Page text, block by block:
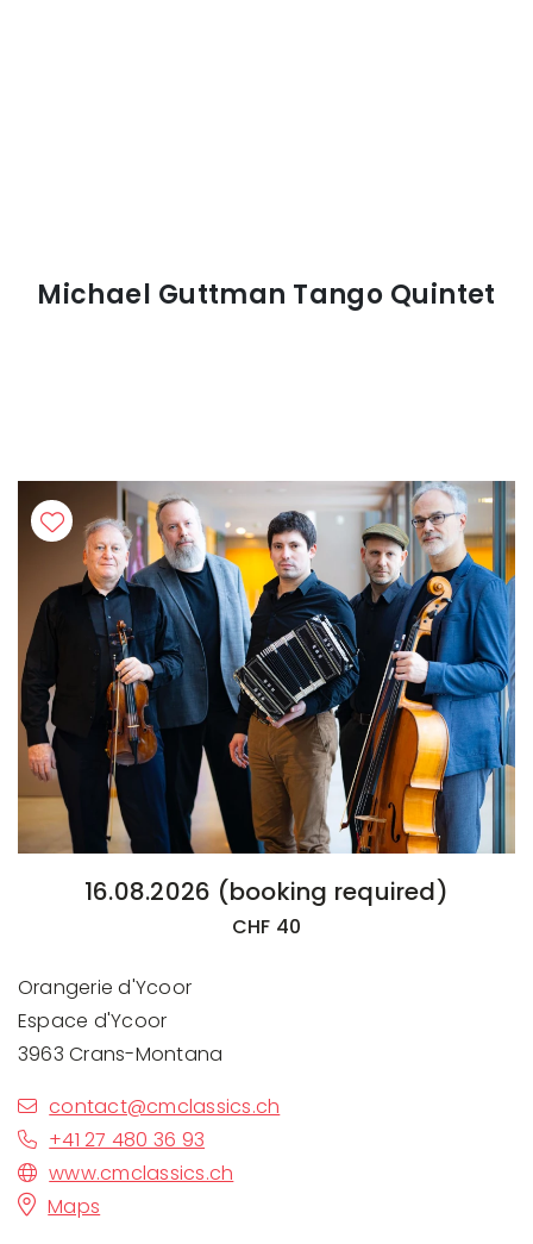
Michael Guttman Tango Quintet
16.08.2026 (booking required)
CHF 40
Orangerie d'Ycoor
Espace d'Ycoor
3963 Crans-Montana
contact@cmclassics.ch
+41 27 480 36 93
www.cmclassics.ch
Maps